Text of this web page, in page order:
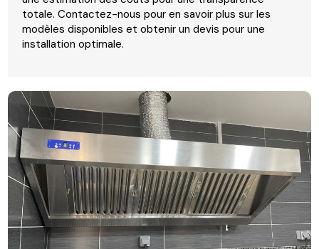
totale. Contactez-nous pour en savoir plus sur les
modèles disponibles et obtenir un devis pour une
installation optimale.